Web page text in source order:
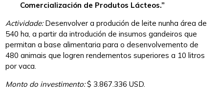
Comercialización de Produtos Lácteos.”
Actividade:Desenvolver a produción de leite nunha área de
540 ha, a partir da introdución de insumos gandeiros que
permitan a base alimentaria para o desenvolvemento de
480 animais que logren rendementos superiores a 10 litros
por vaca.
Monto do investimento:$ 3.867.336 USD.